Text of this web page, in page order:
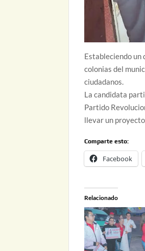
Estableciendo un
colonias del
ciudadanos.
La candidata
Partido
llevar un
Comparte esto:
Facebook
Relacionado